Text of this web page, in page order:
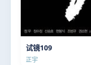
试镜109
正宇